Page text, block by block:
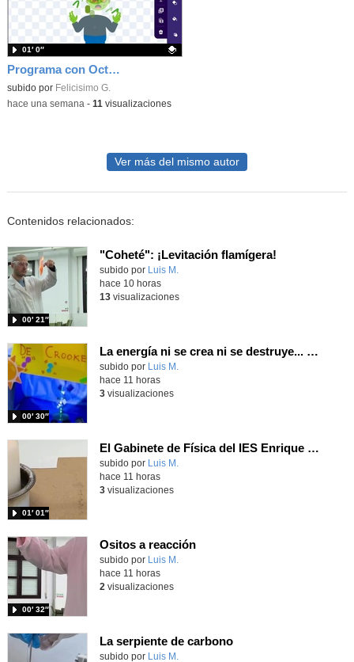
Programa con OctoStudio, un juego homenajeando al House of the dead con Zombies
Contenido educativo.
subido por Felicisimo G.
01′ 0″
-hace una semana - 11 visualizaciones
Ver más del mismo autor
Contenidos relacionados:
"Coheté": ¡Levitación flamígera!
Contenido educativo.
subido por Luis M.
00′ 21″
hace 10 horas
13visualizaciones
La energía ni se crea ni se destruye... ¡se experimenta! El Tierno en la Feria Madrid es Ciencia 2026
Contenido educativo.
subido por Luis M.
00′ 30″
hace 11 horas
3visualizaciones
El Gabinete de Física del IES Enrique Tierno Galván de Parla (Curso 25-26)
Contenido educativo.
subido por Luis M.
01′ 01″
hace 11 horas
3visualizaciones
Ositos a reacción
Contenido educativo.
subido por Luis M.
00′ 32″
hace 11 horas
2 visualizaciones
La serpiente de carbono
Contenido educativo.
subido por Luis M.